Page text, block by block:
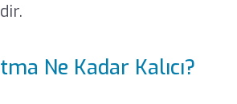
Ne Kadar Kalıcı?